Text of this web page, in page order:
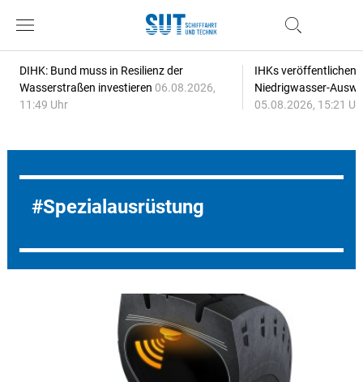
DIHK: Bund muss in Resilienz der
Wasserstraßen investieren 06.08.2026,
11:49 Uhr
IHKs veröffentlichen
Niedrigwasser-
05.08.2026, 15:21
Spezialausrüstung